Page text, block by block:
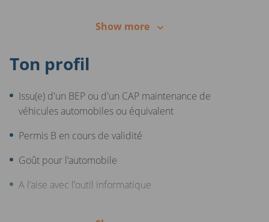
Vérification du contrôle technique à jour
plaques d'immatriculation
Check list qualité finale (contrôle niveau carburant et
pression, états des pneus et roue de secours, contrôle
technique et test clés)
Show more
Ton profil
Issu(e) d'un BEP ou d'un CAP maintenance de
véhicules automobiles ou équivalent
Permis B en cours de validité
Goût pour l’automobile
A l’aise avec l’outil informatique